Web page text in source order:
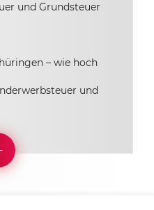
und Grundsteuer
– wie hoch
und